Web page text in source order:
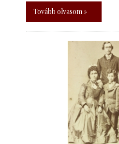
Tovább olvasom »